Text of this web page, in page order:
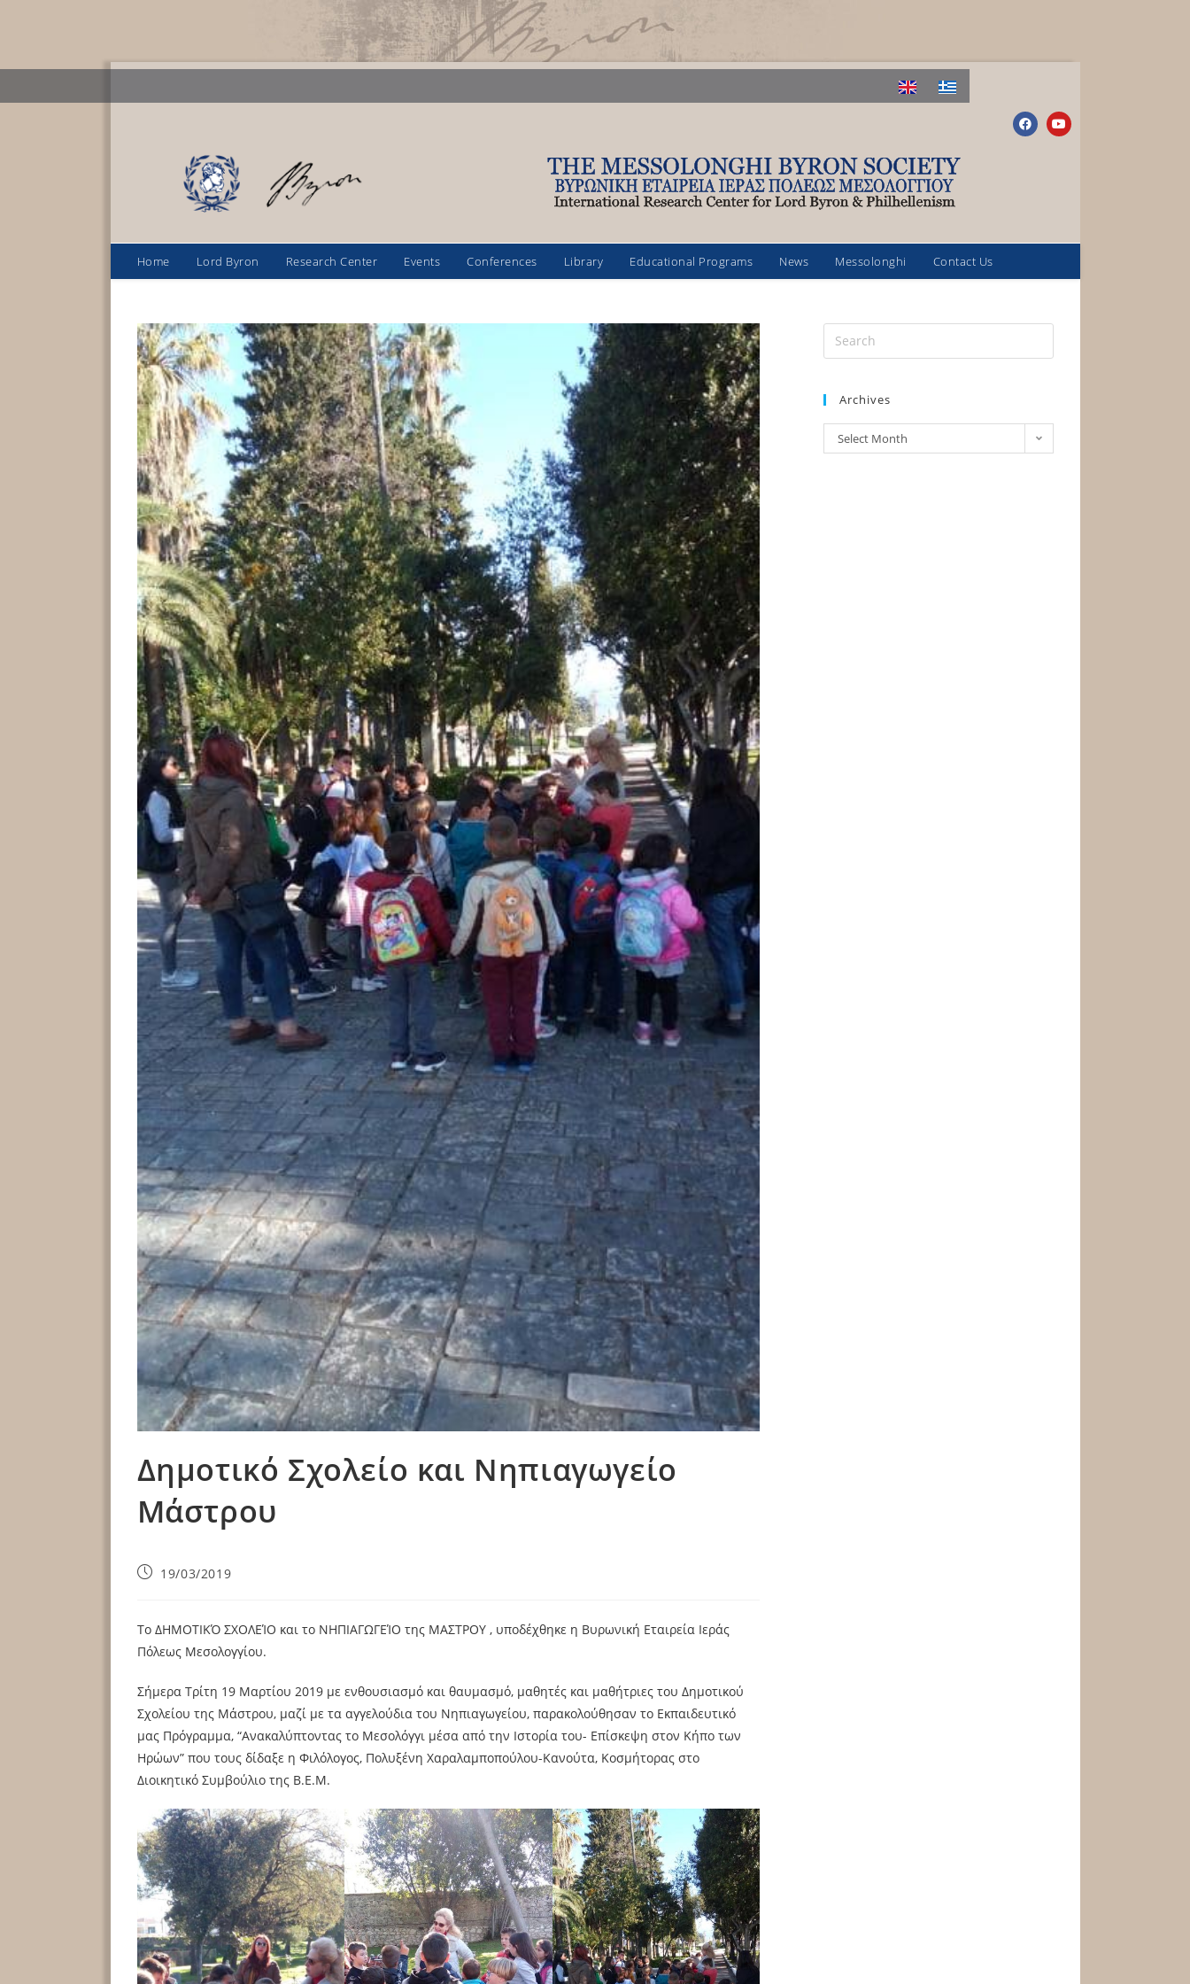
Home Lord Byron Research Center Events Conferences Library Educational Programs News Messolonghi Contact Us
Δημοτικό Σχολείο και Νηπιαγωγείο
Μάστρου
19/03/2019
Το ΔΗΜΟΤΙΚΌ ΣΧΟΛΕΊΟ και το ΝΗΠΙΑΓΩΓΕΊΟ της ΜΑΣΤΡΟΥ , υποδέχθηκε η Βυρωνική Εταιρεία Ιεράς
Πόλεως Μεσολογγίου.
Σήμερα Τρίτη 19 Μαρτίου 2019 με ενθουσιασμό και θαυμασμό, μαθητές και μαθήτριες του Δημοτικού
Σχολείου της Μάστρου, μαζί με τα αγγελούδια του Νηπιαγωγείου, παρακολούθησαν το Εκπαιδευτικό
μας Πρόγραμμα, “Ανακαλύπτοντας το Μεσολόγγι μέσα από την Ιστορία του- Επίσκεψη στον Κήπο των
Ηρώων” που τους δίδαξε η Φιλόλογος, Πολυξένη Χαραλαμποπούλου-Κανούτα, Κοσμήτορας στο
Διοικητικό Συμβούλιο της Β.Ε.Μ.
Archives
Select Month